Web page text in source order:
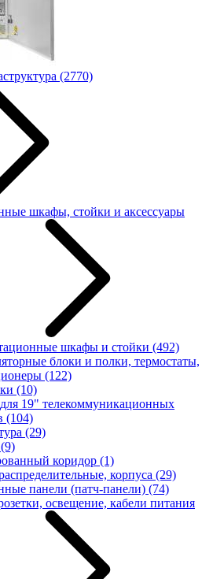
(2770)
шкафы, стойки и аксессуары
шкафы и стойки (492)
блоки и полки, термостаты,
(122)
(10)
19" телекоммуникационных
(104)
(29)
(9)
коридор (1)
корпуса (29)
панели (патч-панели) (74)
освещение, кабели питания